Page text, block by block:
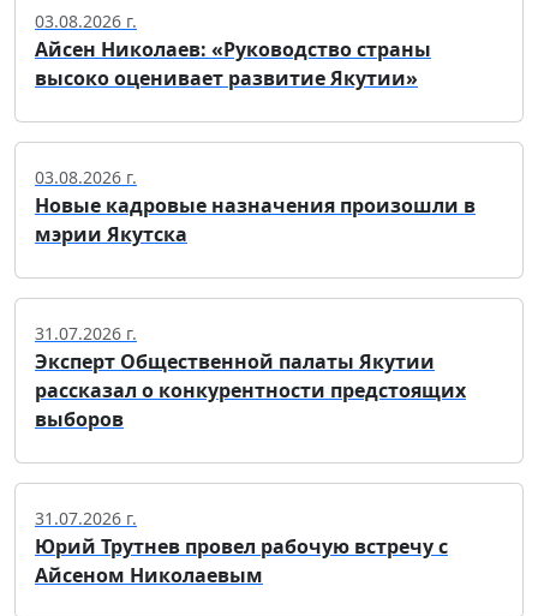
03.08.2026 г.
Айсен Николаев: «Руководство страны
высоко оценивает развитие Якутии»
03.08.2026 г.
Новые кадровые назначения произошли в
мэрии Якутска
31.07.2026 г.
Эксперт Общественной палаты Якутии
рассказал о конкурентности предстоящих
выборов
31.07.2026 г.
Юрий Трутнев провел рабочую встречу с
Айсеном Николаевым